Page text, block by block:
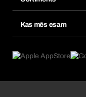
Atkārtots pasūtijums
Abonementi
Kas mēs esam
Kas mūs virza